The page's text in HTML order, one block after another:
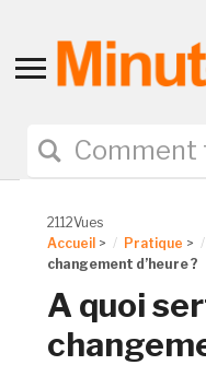
Toggle
navigation
2112Vues
Accueil > Pratique >
changement d’heure ?
A quoi